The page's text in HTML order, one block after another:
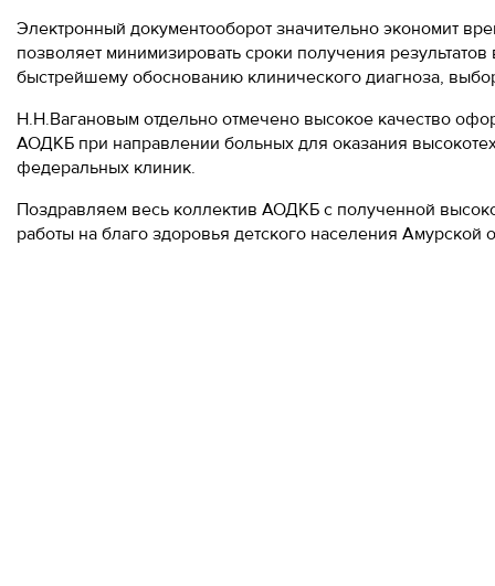
Электронный документооборот значительно экономит
позволяет минимизировать сроки получения
быстрейшему обоснованию клинического диагноза,
Н.Н.Вагановым отдельно отмечено высокое качество
АОДКБ при направлении больных для оказания
федеральных клиник.
Поздравляем весь коллектив АОДКБ с полученной
работы на благо здоровья детского населения Амурской